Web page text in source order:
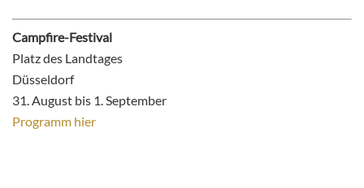
Campfire-Festival
Platz des Landtages
Düsseldorf
31. August bis 1. September
Programm hier